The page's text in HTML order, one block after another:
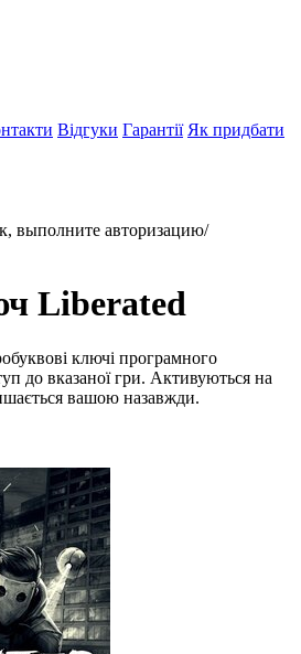
Відгуки Гарантії Як придбати
выполните авторизацию/
Liberated
ключі програмного
до вказаної гри. Активуються на
вашою назавжди.